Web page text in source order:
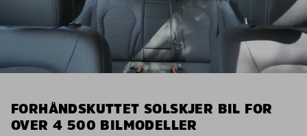
FORHÅNDSKUTTET SOLSKJER BIL FOR
OVER 4 500 BILMODELLER